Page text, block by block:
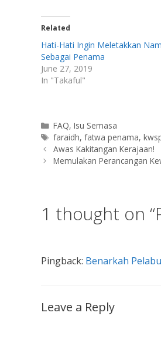
Related
Hati-Hati Ingin Meletakkan
Sebagai Penama
June 27, 2019
In "Takaful"
Categories
FAQ, Isu Semasa
Tags
faraidh, fatwa penama,
Awas Kakitangan Kerajaan!
Memulakan Perancangan
1 thought on
Pingback: Benarkah
Leave a Reply